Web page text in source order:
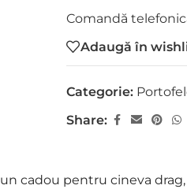
Comandă
Adaugă în
Categorie:
Share:
cadou pentru cineva